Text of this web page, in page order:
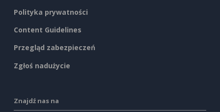
Polityka prywatności
Content Guidelines
Przegląd zabezpieczeń
Zgłoś nadużycie
Znajdź nas na